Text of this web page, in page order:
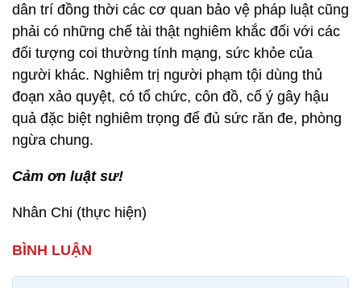
dân trí đồng thời các cơ quan bảo vệ pháp luật cũng
phải có những chế tài thật nghiêm khắc đối với các
đối tượng coi thường tính mạng, sức khỏe của
người khác. Nghiêm trị người phạm tội dùng thủ
đoạn xảo quyệt, có tổ chức, côn đồ, cố ý gây hậu
quả đặc biệt nghiêm trọng để đủ sức răn đe, phòng
ngừa chung.
Cảm ơn luật sư!
Nhân Chi (thực hiện)